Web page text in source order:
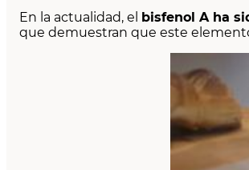
En la actualidad, el bisfenol A ha
que demuestran que este